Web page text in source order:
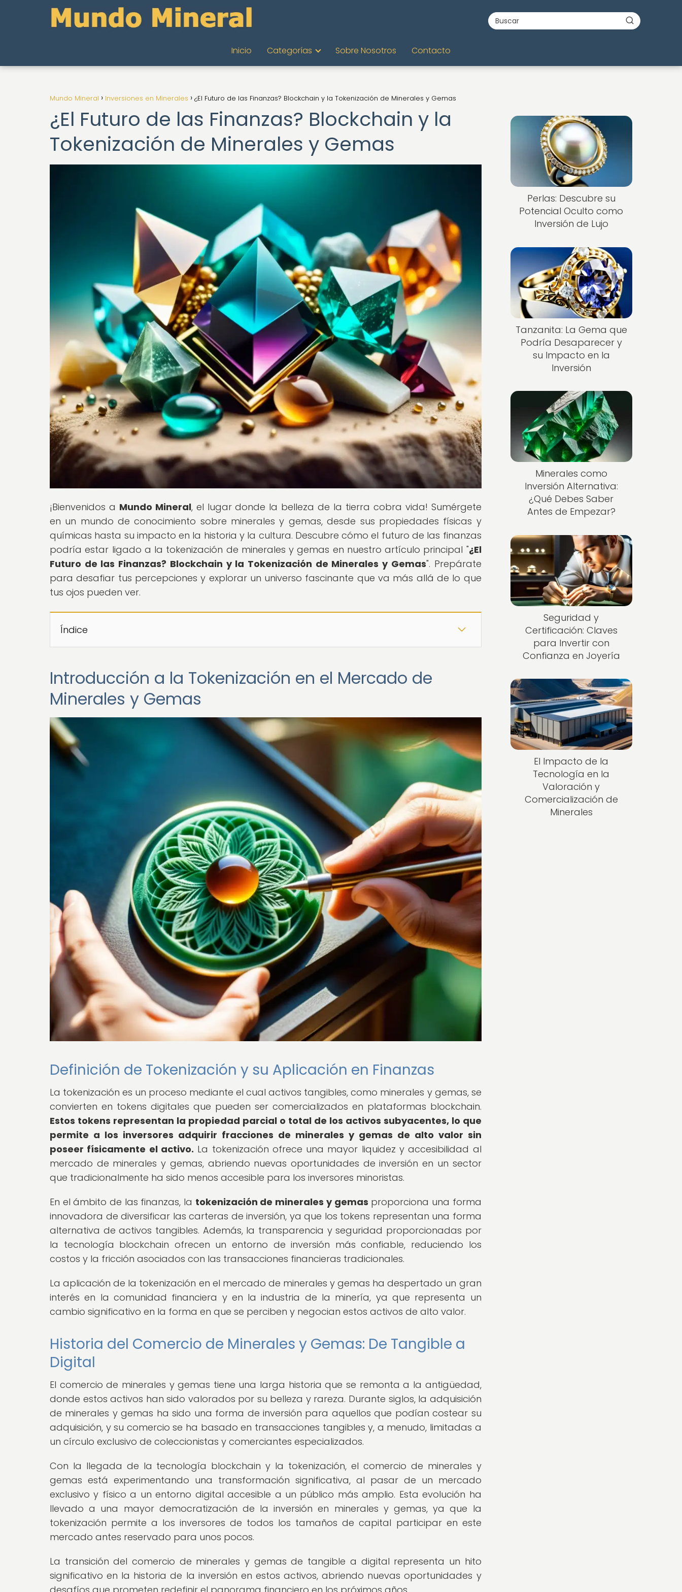
Inicio Categorías Sobre Nosotros Contacto
Mundo Mineral Inversiones en Minerales ¿El Futuro de las Finanzas? Blockchain y la Tokenización de Minerales y Gemas
¿El Futuro de las Finanzas? Blockchain y la
Tokenización de Minerales y Gemas
¡Bienvenidos a Mundo Mineral, el lugar donde la belleza de la tierra cobra vida! Sumérgete
en un mundo de conocimiento sobre minerales y gemas, desde sus propiedades físicas y
químicas hasta su impacto en la historia y la cultura. Descubre cómo el futuro de las finanzas
podría estar ligado a la tokenización de minerales y gemas en nuestro artículo principal "¿El
Futuro de las Finanzas? Blockchain y la Tokenización de Minerales y Gemas". Prepárate
para desafiar tus percepciones y explorar un universo fascinante que va más allá de lo que
tus ojos pueden ver.
Índice
Introducción a la Tokenización en el Mercado de
Minerales y Gemas
Definición de Tokenización y su Aplicación en Finanzas
La tokenización es un proceso mediante el cual activos tangibles, como minerales y gemas, se
convierten en tokens digitales que pueden ser comercializados en plataformas blockchain.
Estos tokens representan la propiedad parcial o total de los activos subyacentes, lo que
permite a los inversores adquirir fracciones de minerales y gemas de alto valor sin
poseer físicamente el activo. La tokenización ofrece una mayor liquidez y accesibilidad al
mercado de minerales y gemas, abriendo nuevas oportunidades de inversión en un sector
que tradicionalmente ha sido menos accesible para los inversores minoristas.
En el ámbito de las finanzas, la tokenización de minerales y gemas proporciona una forma
innovadora de diversificar las carteras de inversión, ya que los tokens representan una forma
alternativa de activos tangibles. Además, la transparencia y seguridad proporcionadas por
la tecnología blockchain ofrecen un entorno de inversión más confiable, reduciendo los
costos y la fricción asociados con las transacciones financieras tradicionales.
La aplicación de la tokenización en el mercado de minerales y gemas ha despertado un gran
interés en la comunidad financiera y en la industria de la minería, ya que representa un
cambio significativo en la forma en que se perciben y negocian estos activos de alto valor.
Historia del Comercio de Minerales y Gemas: De Tangible a
Digital
El comercio de minerales y gemas tiene una larga historia que se remonta a la antigüedad,
donde estos activos han sido valorados por su belleza y rareza. Durante siglos, la adquisición
de minerales y gemas ha sido una forma de inversión para aquellos que podían costear su
adquisición, y su comercio se ha basado en transacciones tangibles y, a menudo, limitadas a
un círculo exclusivo de coleccionistas y comerciantes especializados.
Con la llegada de la tecnología blockchain y la tokenización, el comercio de minerales y
gemas está experimentando una transformación significativa, al pasar de un mercado
exclusivo y físico a un entorno digital accesible a un público más amplio. Esta evolución ha
llevado a una mayor democratización de la inversión en minerales y gemas, ya que la
tokenización permite a los inversores de todos los tamaños de capital participar en este
mercado antes reservado para unos pocos.
La transición del comercio de minerales y gemas de tangible a digital representa un hito
significativo en la historia de la inversión en estos activos, abriendo nuevas oportunidades y
Perlas: Descubre su
Potencial Oculto como
Inversión de Lujo
Tanzanita: La Gema que
Podría Desaparecer y
su Impacto en la
Inversión
Minerales como
Inversión Alternativa:
¿Qué Debes Saber
Antes de Empezar?
Seguridad y
Certificación: Claves
para Invertir con
Confianza en Joyería
El Impacto de la
Tecnología en la
Valoración y
Comercialización de
Minerales